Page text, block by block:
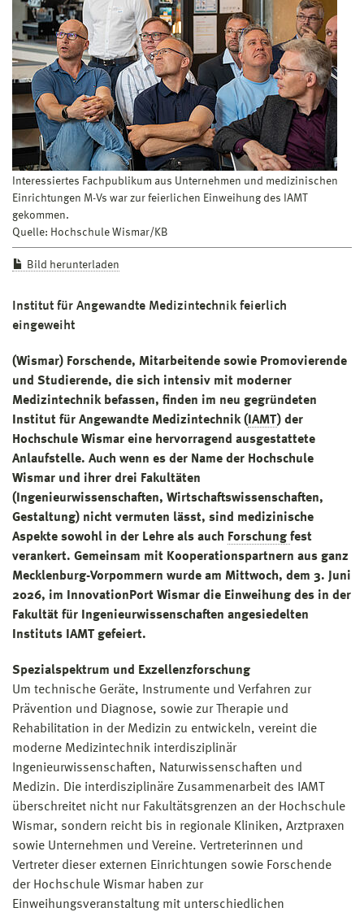
Interessiertes Fachpublikum aus Unternehmen und medizinischen
Einrichtungen M-Vs war zur feierlichen Einweihung des IAMT
gekommen.
Quelle: Hochschule Wismar/KB
Bild herunterladen
Institut für Angewandte Medizintechnik feierlich
eingeweiht
(Wismar) Forschende, Mitarbeitende sowie Promovierende
und Studierende, die sich intensiv mit moderner
Medizintechnik befassen, finden im neu gegründeten
Institut für Angewandte Medizintechnik ( IAMT) der
Hochschule Wismar eine hervorragend ausgestattete
Anlaufstelle. Auch wenn es der Name der Hochschule
Wismar und ihrer drei Fakultäten
(Ingenieurwissenschaften, Wirtschaftswissenschaften,
Gestaltung) nicht vermuten lässt, sind medizinische
Aspekte sowohl in der Lehre als auch Forschungfest
verankert. Gemeinsam mit Kooperationspartnern aus ganz
Mecklenburg-Vorpommern wurde am Mittwoch, dem 3. Juni
2026, im InnovationPort Wismar die Einweihung des in der
Fakultät für Ingenieurwissenschaften angesiedelten
Instituts IAMT gefeiert.
Spezialspektrum und Exzellenzforschung
Um technische Geräte, Instrumente und Verfahren zur
Prävention und Diagnose, sowie zur Therapie und
Rehabilitation in der Medizin zu entwickeln, vereint die
moderne Medizintechnik interdisziplinär
Ingenieurwissenschaften, Naturwissenschaften und
Medizin. Die interdisziplinäre Zusammenarbeit des IAMT
überschreitet nicht nur Fakultätsgrenzen an der Hochschule
Wismar, sondern reicht bis in regionale Kliniken, Arztpraxen
sowie Unternehmen und Vereine. Vertreterinnen und
Vertreter dieser externen Einrichtungen sowie Forschende
der Hochschule Wismar haben zur
Einweihungsveranstaltung mit unterschiedlichen